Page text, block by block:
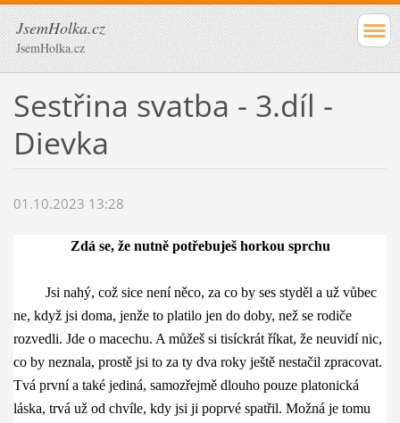
JsemHolka.cz
JsemHolka.cz
Sestřina svatba - 3.díl -
Dievka
01.10.2023 13:28
Zdá se, že nutně potřebuješ horkou sprchu
Jsi nahý, což sice není něco, za co by ses styděl a už vůbec
ne, když jsi doma, jenže to platilo jen do doby, než se rodiče
rozvedli. Jde o macechu. A můžeš si tisíckrát říkat, že neuvidí nic,
co by neznala, prostě jsi to za ty dva roky ještě nestačil zpracovat.
Tvá první a také jediná, samozřejmě dlouho pouze platonická
láska, trvá už od chvíle, kdy jsi ji poprvé spatřil. Možná je tomu